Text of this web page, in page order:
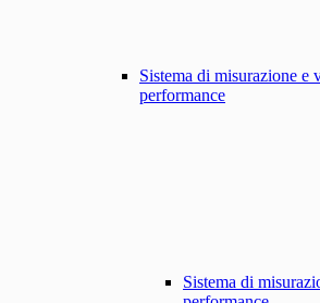
Sistema di misurazione e
performance
Sistema di